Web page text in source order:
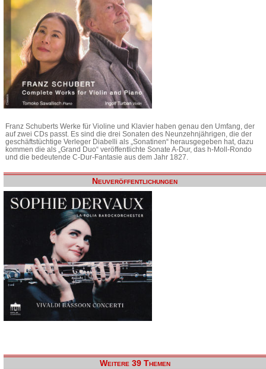
Franz Schuberts Werke für Violine und Klavier haben genau den Umfang, der
auf zwei CDs passt. Es sind die drei Sonaten des Neunzehnjährigen, die der
geschäftstüchtige Verleger Diabelli als „Sonatinen“ herausgegeben hat, dazu
kommen die als „Grand Duo“ veröffentlichte Sonate A-Dur, das h-Moll-Rondo
und die bedeutende C-Dur-Fantasie aus dem Jahr 1827.
Neuveröffentlichungen
Weitere 39 Themen